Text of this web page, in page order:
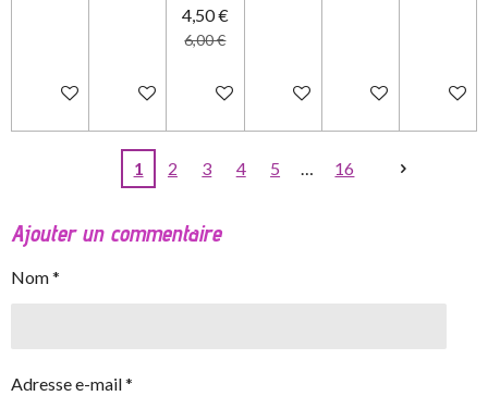
Ajouter au panierAjouter au panier
4,50 €
6,00 €
Ajouter au panierAjouter au panierAjouter au panier
Ajouter
1 2 3 4 5 16
Ajouter un commentaire
Nom *
Adresse e-mail *